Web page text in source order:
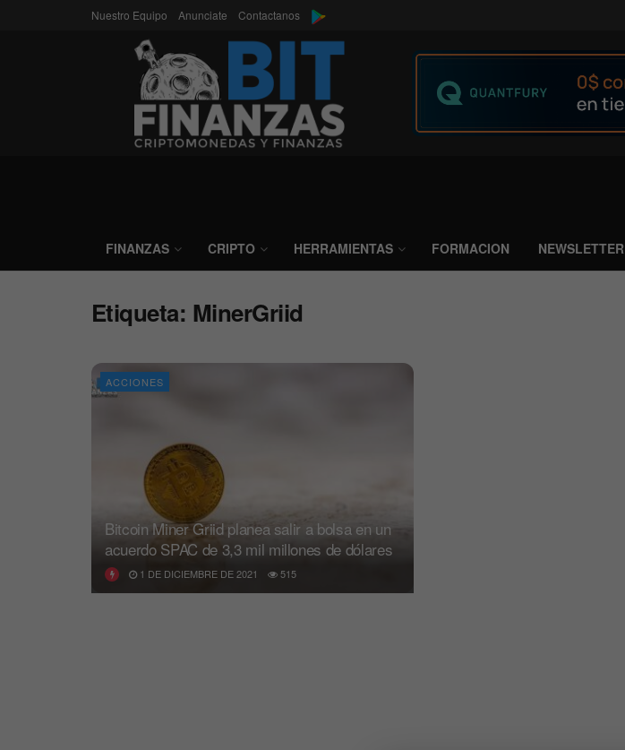
Nuestro Equipo Anunciate Contactanos
FINANZAS CRIPTO HERRAMIENTAS FORMACION NEWSLETTER
Etiqueta: MinerGriid
ACCIONES
Bitcoin Miner Griid planea salir a bolsa en un
acuerdo SPAC de 3,3 mil millones de dólares
1 DE DICIEMBRE DE 2021 515